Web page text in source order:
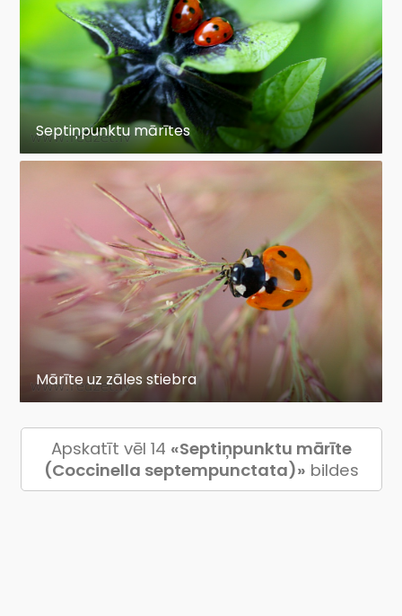
Septiņpunktu mārītes
Mārīte uz zāles stiebra
Apskatīt vēl 14 «Septiņpunktu mārīte
(Coccinella septempunctata)» bildes